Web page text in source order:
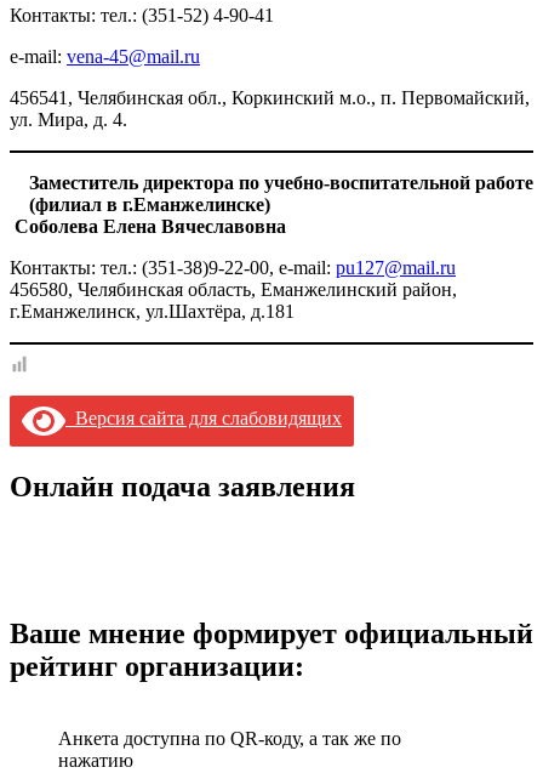
Контакты: тел.: (351-52) 4-90-41
e-mail: vena-45@mail.ru
456541, Челябинская обл., Коркинский м.о., п. Первомайский,
ул. Мира, д. 4.
Заместитель директора по учебно-воспитательной работе
(филиал в г.Еманжелинске)
Соболева Елена Вячеславовна
Контакты: тел.: (351-38)9-22-00, e-mail: pu127@mail.ru
456580, Челябинская область, Еманжелинский район,
г.Еманжелинск, ул.Шахтёра, д.181
Версия сайта для слабовидящих
Онлайн подача заявления
Ваше мнение формирует официальный
рейтинг организации:
Анкета доступна по QR-коду, а так же по
нажатию